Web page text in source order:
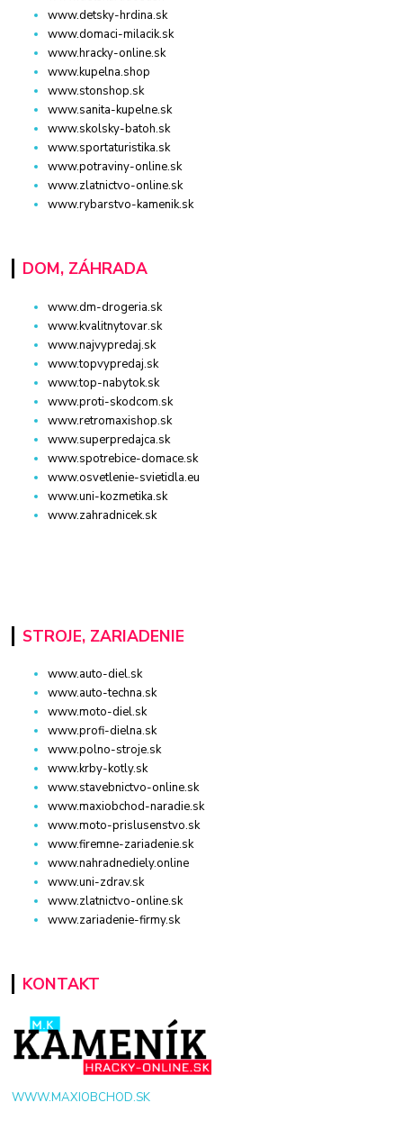
www.detsky-hrdina.sk
www.domaci-milacik.sk
www.hracky-online.sk
www.kupelna.shop
www.stonshop.sk
www.sanita-kupelne.sk
www.skolsky-batoh.sk
www.sportaturistika.sk
www.potraviny-online.sk
www.zlatnictvo-online.sk
www.rybarstvo-kamenik.sk
DOM, ZÁHRADA
www.dm-drogeria.sk
www.kvalitnytovar.sk
www.najvypredaj.sk
www.topvypredaj.sk
www.top-nabytok.sk
www.proti-skodcom.sk
www.retromaxishop.sk
www.superpredajca.sk
www.spotrebice-domace.sk
www.osvetlenie-svietidla.eu
www.uni-kozmetika.sk
www.zahradnicek.sk
STROJE, ZARIADENIE
www.auto-diel.sk
www.auto-techna.sk
www.moto-diel.sk
www.profi-dielna.sk
www.polno-stroje.sk
www.krby-kotly.sk
www.stavebnictvo-online.sk
www.maxiobchod-naradie.sk
www.moto-prislusenstvo.sk
www.firemne-zariadenie.sk
www.nahradnediely.online
www.uni-zdrav.sk
www.zlatnictvo-online.sk
www.zariadenie-firmy.sk
KONTAKT
WWW.MAXIOBCHOD.SK